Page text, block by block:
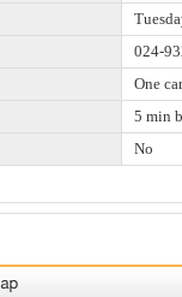
024-
One car
5 min
No